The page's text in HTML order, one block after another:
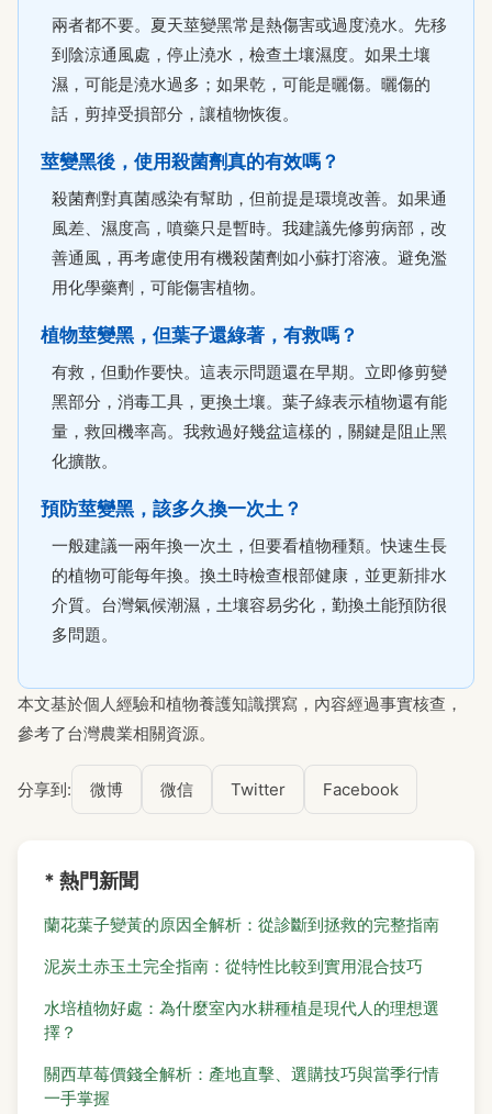
兩者都不要。夏天莖變黑常是熱傷害或過度澆水。先移
到陰涼通風處，停止澆水，檢查土壤濕度。如果土壤
濕，可能是澆水過多；如果乾，可能是曬傷。曬傷的
話，剪掉受損部分，讓植物恢復。
莖變黑後，使用殺菌劑真的有效嗎？
殺菌劑對真菌感染有幫助，但前提是環境改善。如果通
風差、濕度高，噴藥只是暫時。我建議先修剪病部，改
善通風，再考慮使用有機殺菌劑如小蘇打溶液。避免濫
用化學藥劑，可能傷害植物。
植物莖變黑，但葉子還綠著，有救嗎？
有救，但動作要快。這表示問題還在早期。立即修剪變
黑部分，消毒工具，更換土壤。葉子綠表示植物還有能
量，救回機率高。我救過好幾盆這樣的，關鍵是阻止黑
化擴散。
預防莖變黑，該多久換一次土？
一般建議一兩年換一次土，但要看植物種類。快速生長
的植物可能每年換。換土時檢查根部健康，並更新排水
介質。台灣氣候潮濕，土壤容易劣化，勤換土能預防很
多問題。
本文基於個人經驗和植物養護知識撰寫，內容經過事實核查，
參考了台灣農業相關資源。
分享到: 微博 微信 Twitter Facebook
* 熱門新聞
蘭花葉子變黃的原因全解析：從診斷到拯救的完整指南
泥炭土赤玉土完全指南：從特性比較到實用混合技巧
水培植物好處：為什麼室內水耕種植是現代人的理想選
擇？
關西草莓價錢全解析：產地直擊、選購技巧與當季行情
一手掌握